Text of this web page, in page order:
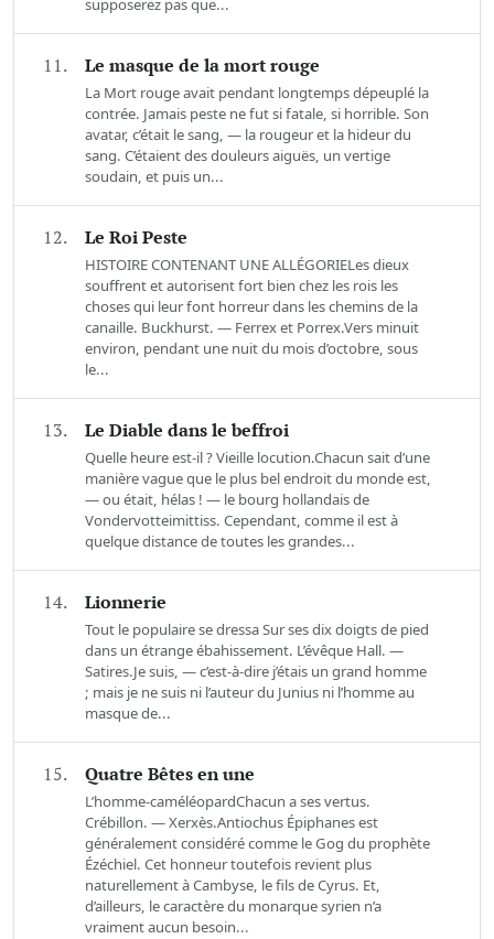
supposerez pas que...
11. Le masque de la mort rouge
La Mort rouge avait pendant longtemps dépeuplé la
contrée. Jamais peste ne fut si fatale, si horrible. Son
avatar, c’était le sang, — la rougeur et la hideur du
sang. C’étaient des douleurs aiguës, un vertige
soudain, et puis un...
12. Le Roi Peste
HISTOIRE CONTENANT UNE ALLÉGORIELes dieux
souffrent et autorisent fort bien chez les rois les
choses qui leur font horreur dans les chemins de la
canaille. Buckhurst. — Ferrex et Porrex.Vers minuit
environ, pendant une nuit du mois d’octobre, sous
le...
13. Le Diable dans le beffroi
Quelle heure est-il ? Vieille locution.Chacun sait d’une
manière vague que le plus bel endroit du monde est,
— ou était, hélas ! — le bourg hollandais de
Vondervotteimittiss. Cependant, comme il est à
quelque distance de toutes les grandes...
14. Lionnerie
Tout le populaire se dressa Sur ses dix doigts de pied
dans un étrange ébahissement. L’évêque Hall. —
Satires.Je suis, — c’est-à-dire j’étais un grand homme
; mais je ne suis ni l’auteur du Junius ni l’homme au
masque de...
15. Quatre Bêtes en une
L’homme-caméléopardChacun a ses vertus.
Crébillon. — Xerxès.Antiochus Épiphanes est
généralement considéré comme le Gog du prophète
Ézéchiel. Cet honneur toutefois revient plus
naturellement à Cambyse, le fils de Cyrus. Et,
d’ailleurs, le caractère du monarque syrien n’a
vraiment aucun besoin...